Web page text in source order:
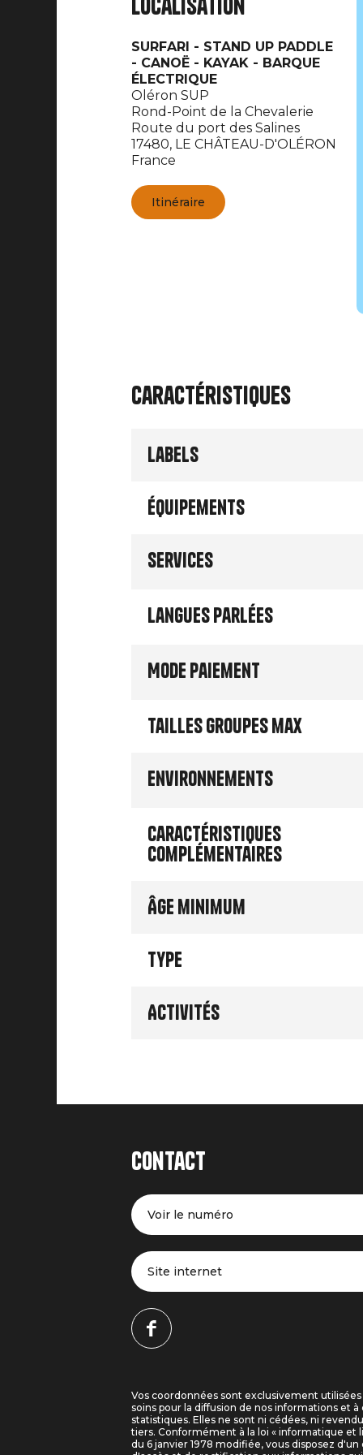
SURFARI - STAND UP PADDLE
- CANOË - KAYAK - BARQUE
ÉLECTRIQUE
Oléron SUP
Rond-Point de la Chevalerie
Route du port des Salines
17480, LE CHÂTEAU-D'OLÉRON
France
Itinéraire
Caractéristiques
Labels
Équipements
Services
Langues parlées
Mode paiement
Tailles groupes max
Environnements
Caractéristiques
complémentaires
Âge minimum
Type
Activités
Contact
Voir le numéro
Site internet
Vos coordonnées sont exclusivement utilisées
soins pour la diffusion de nos informations et à
statistiques. Elles ne sont ni cédées, ni
tiers. Conformément à la loi « informatique et
du 6 janvier 1978 modifiée, vous disposez d'un